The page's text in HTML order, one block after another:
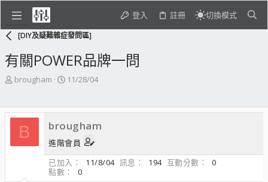
登入 註冊 切換模式
[DIY及疑難雜症發問區]
有關POWER品牌一問
主
起
人
brougham
開
期
11/28/04
B brougham
進階會員
已加入
11/8/04 訊息 194 互動分數
0
點數
0